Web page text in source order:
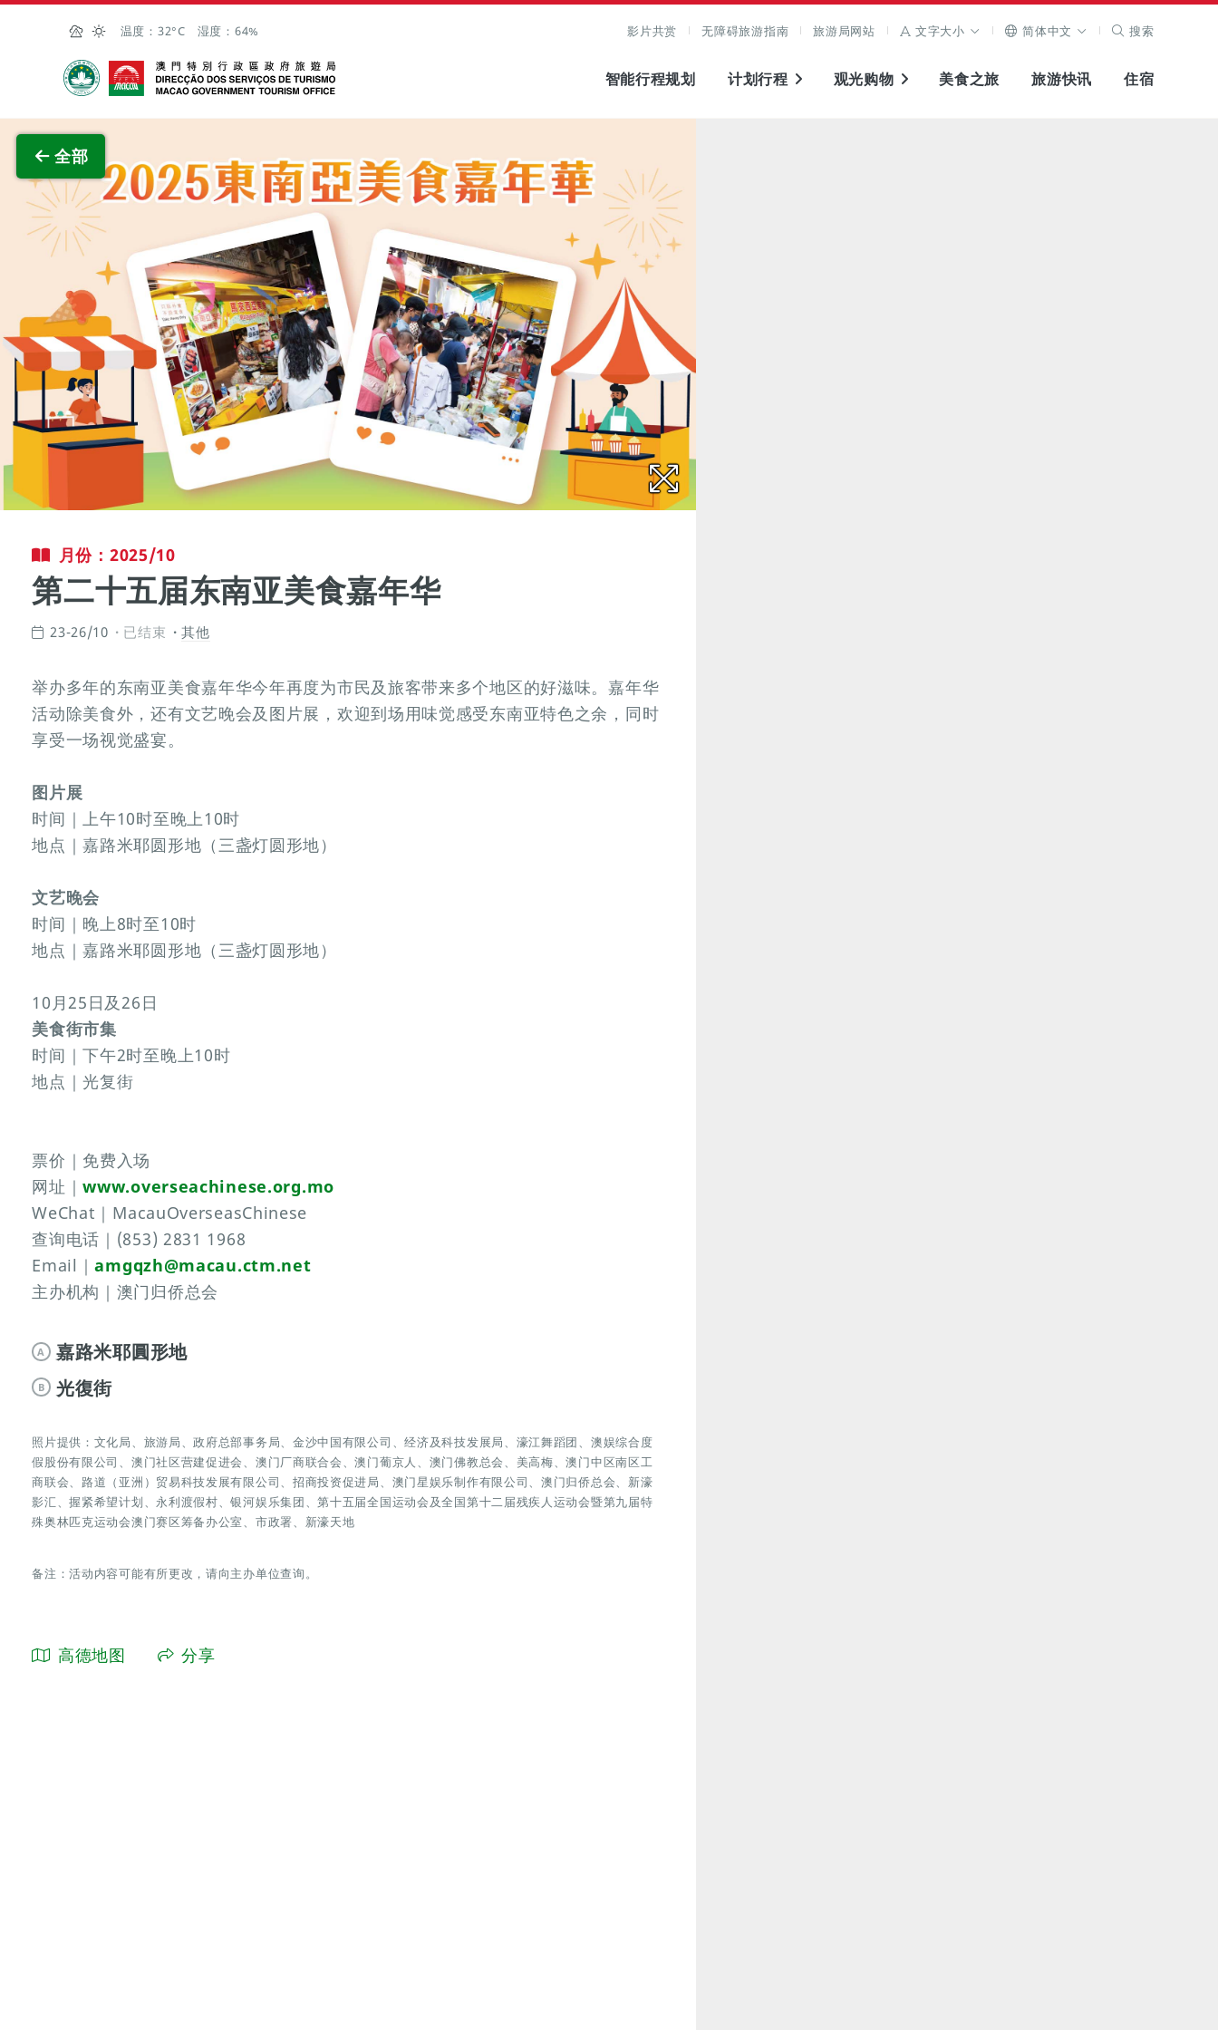
跳至主内容
温度： 32°C 湿度： 64% 影片共赏 无障碍旅游指南 旅游局网站 文字大小 简体中文 搜索
澳门特别行政区政府旅游局
智能行程规划 计划行程 观光购物 美食之旅 旅游快讯 住宿
全部
月份：2025/10
第二十五届东南亚美食嘉年华
23-26/10 已结束 其他
举办多年的东南亚美食嘉年华今年再度为市民及旅客带来多个地区的好滋味。嘉年华
活动除美食外，还有文艺晚会及图片展，欢迎到场用味觉感受东南亚特色之余，同时
享受一场视觉盛宴。
图片展
时间｜上午10时至晚上10时
地点｜嘉路米耶圆形地（三盏灯圆形地）
文艺晚会
时间｜晚上8时至10时
地点｜嘉路米耶圆形地（三盏灯圆形地）
10月25日及26日
美食街市集
时间｜下午2时至晚上10时
地点｜光复街
票价｜免费入场
网址｜www.overseachinese.org.mo
WeChat｜MacauOverseasChinese
查询电话｜(853) 2831 1968
Email｜amgqzh@macau.ctm.net
主办机构｜澳门归侨总会
A 嘉路米耶圓形地
B 光復街
照片提供：文化局、旅游局、政府总部事务局、金沙中国有限公司、经济及科技发展局、濠江舞蹈团、澳娱综合度
假股份有限公司、澳门社区营建促进会、澳门厂商联合会、澳门葡京人、澳门佛教总会、美高梅、澳门中区南区工
商联会、路道（亚洲）贸易科技发展有限公司、招商投资促进局、澳门星娱乐制作有限公司、澳门归侨总会、新濠
影汇、握紧希望计划、永利渡假村、银河娱乐集团、第十五届全国运动会及全国第十二届残疾人运动会暨第九届特
殊奥林匹克运动会澳门赛区筹备办公室、市政署、新濠天地
备注：活动内容可能有所更改，请向主办单位查询。
高德地图 分享